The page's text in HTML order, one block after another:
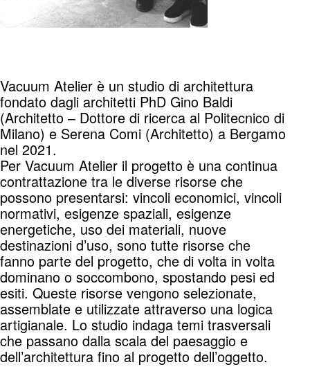
Vacuum Atelier è un studio di architettura
fondato dagli architetti PhD Gino Baldi
(Architetto – Dottore di ricerca al Politecnico di
Milano) e Serena Comi (Architetto) a Bergamo
nel 2021.
Per Vacuum Atelier il progetto è una continua
contrattazione tra le diverse risorse che
possono presentarsi: vincoli economici, vincoli
normativi, esigenze spaziali, esigenze
energetiche, uso dei materiali, nuove
destinazioni d’uso, sono tutte risorse che
fanno parte del progetto, che di volta in volta
dominano o soccombono, spostando pesi ed
esiti. Queste risorse vengono selezionate,
assemblate e utilizzate attraverso una logica
artigianale. Lo studio indaga temi trasversali
che passano dalla scala del paesaggio e
dell’architettura fino al progetto dell’oggetto.